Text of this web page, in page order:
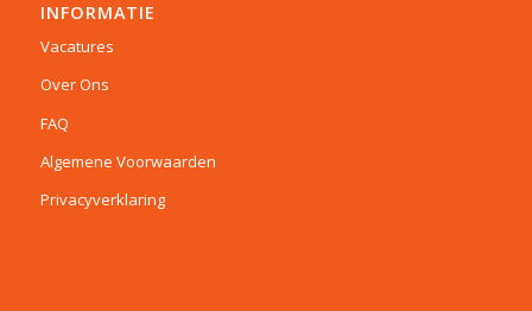
INFORMATIE
Vacatures
Over Ons
FAQ
Algemene Voorwaarden
Privacyverklaring